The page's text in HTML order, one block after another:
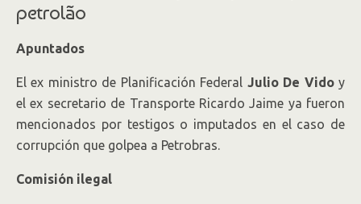
petrolão
Apuntados
El ex ministro de Planificación Federal Julio De Vidoy
el ex secretario de Transporte Ricardo Jaime ya fueron
mencionados por testigos o imputados en el caso de
corrupción que golpea a Petrobras.
Comisión ilegal